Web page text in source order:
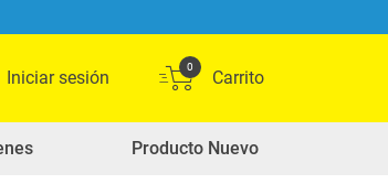
Iniciar sesión
0
Producto Nuevo